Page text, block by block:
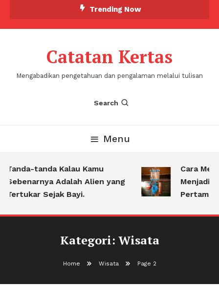
Trending Now
Catatan Kertas
Mengabadikan pengetahuan dan pengalaman melalui tulisan
Search
Menu
Tanda-tanda Kalau Kamu
Sebenarnya Adalah Alien yang
Tertukar Sejak Bayi.
Cara
Menjadi
Kategori: Wisata
Home Wisata Page 2